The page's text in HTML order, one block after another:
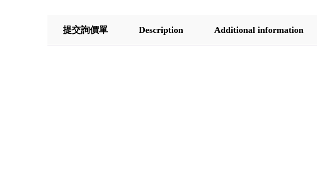
提交詢價單 Description Additional information